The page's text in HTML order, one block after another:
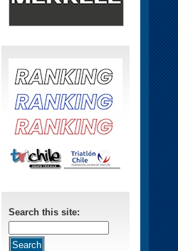
Search this site: